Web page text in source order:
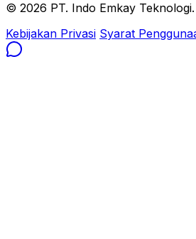
© 2026 PT. Indo Emkay
Kebijakan Privasi Syarat